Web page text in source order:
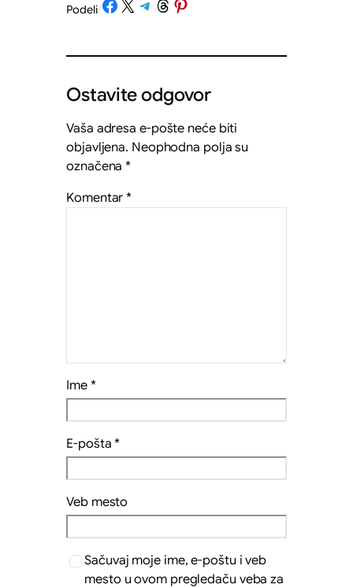
Podeli/Share on Facebook
Share on X Share on Telegram
Share on Threads
Share on Pinterest
Ostavite odgovor
Vaša adresa e-pošte neće biti
objavljena. Neophodna polja su
označena*
Komentar*
Ime *
E-pošta*
Veb mesto
Sačuvaj moje ime, e-poštu i veb
mesto u ovom pregledaču veba za